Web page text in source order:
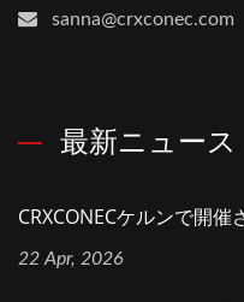
sanna@crxconec.com
最新ニュース
CRXCONECケルンで開
22 Apr, 2026